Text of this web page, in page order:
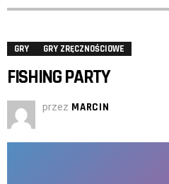
GRY GRY ZRĘCZNOŚCIOWE
FISHING PARTY
przez MARCIN